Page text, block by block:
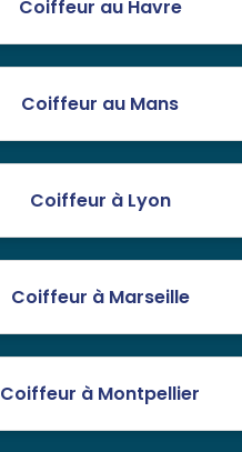
Coiffeur au Havre
Coiffeur au Mans
Coiffeur à Lyon
Coiffeur à Marseille
Coiffeur à Montpellier